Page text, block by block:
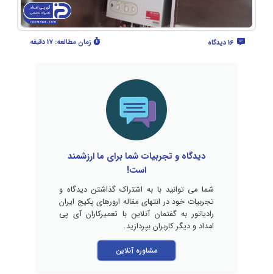
زمان مطالعه: 17 دقیقه
دیدگاه و تجربیات شما برای ما ارزشمند
است!
شما می توانید با به اشتراک گذاشتن دیدگاه و
تجربیات خود در انتهای مقاله ارورهای پکیج ایران
رادیاتور به گفتمان آنلاین با تعمیرکاران آی پی
امداد و دیگر کاربران بپردازید.
مشاوره آنلاین